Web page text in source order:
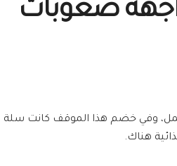
صعوبات
العمل، وفي خضم هذا الموقف كانت سلة
هناك.